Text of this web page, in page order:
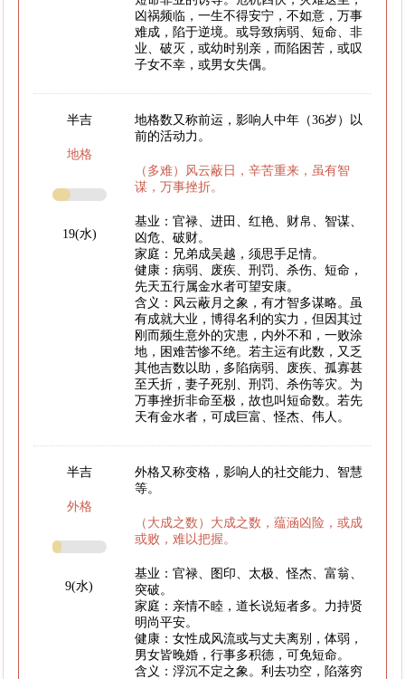
凶祸频临，一生不得安宁，不如意，万事
难成，陷于逆境。或导致病弱、短命、非
业、破灭，或幼时别亲，而陷困苦，或叹
子女不幸，或男女失偶。
半吉
地格
19(水)
地格数又称前运，影响人中年（36岁）以
前的活动力。
（多难）风云蔽日，辛苦重来，虽有智
谋，万事挫折。
基业：官禄、进田、红艳、财帛、智谋、
凶危、破财。
家庭：兄弟成吴越，须思手足情。
健康：病弱、废疾、刑罚、杀伤、短命，
先天五行属金水者可望安康。
含义：风云蔽月之象，有才智多谋略。虽
有成就大业，博得名利的实力，但因其过
刚而频生意外的灾患，内外不和，一败涂
地，困难苦惨不绝。若主运有此数，又乏
其他吉数以助，多陷病弱、废疾、孤寡甚
至夭折，妻子死别、刑罚、杀伤等灾。为
万事挫折非命至极，故也叫短命数。若先
天有金水者，可成巨富、怪杰、伟人。
半吉
外格
9(水)
外格又称变格，影响人的社交能力、智慧
等。
（大成之数）大成之数，蕴涵凶险，或成
或败，难以把握。
基业：官禄、图印、太极、怪杰、富翁、
突破。
家庭：亲情不睦，道长说短者多。力持贤
明尚平安。
健康：女性成风流或与丈夫离别，体弱，
男女皆晚婚，行事多积德，可免短命。
含义：浮沉不定之象。利去功空，陷落穷